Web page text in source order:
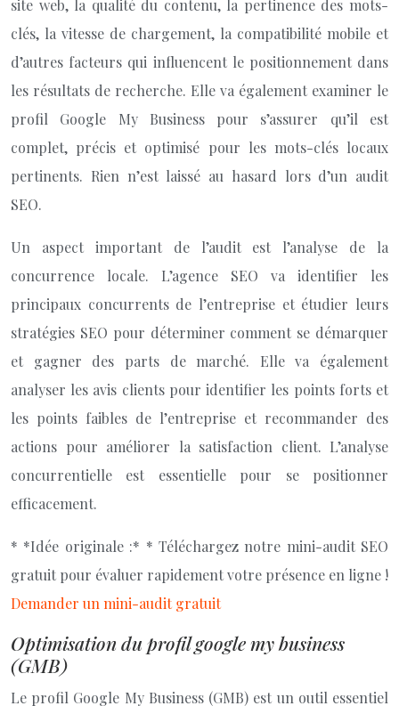
site web, la qualité du contenu, la pertinence des mots-
clés, la vitesse de chargement, la compatibilité mobile et
d’autres facteurs qui influencent le positionnement dans
les résultats de recherche. Elle va également examiner le
profil Google My Business pour s’assurer qu’il est
complet, précis et optimisé pour les mots-clés locaux
pertinents. Rien n’est laissé au hasard lors d’un audit
SEO.
Un aspect important de l’audit est l’analyse de la
concurrence locale. L’agence SEO va identifier les
principaux concurrents de l’entreprise et étudier leurs
stratégies SEO pour déterminer comment se démarquer
et gagner des parts de marché. Elle va également
analyser les avis clients pour identifier les points forts et
les points faibles de l’entreprise et recommander des
actions pour améliorer la satisfaction client. L’analyse
concurrentielle est essentielle pour se positionner
efficacement.
* *Idée originale :* * Téléchargez notre mini-audit SEO
gratuit pour évaluer rapidement votre présence en ligne !
Demander un mini-audit gratuit
Optimisation du profil google my business
(GMB)
Le profil Google My Business (GMB) est un outil essentiel